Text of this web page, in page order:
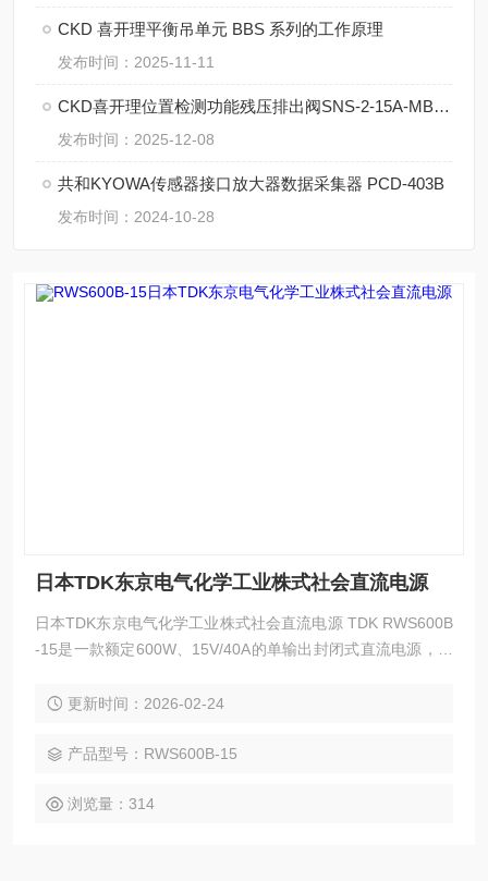
CKD 喜开理平衡吊单元 BBS 系列的工作原理
发布时间：2025-11-11
CKD喜开理位置检测功能残压排出阀SNS-2-15A-MBLKS-3的技术
发布时间：2025-12-08
共和KYOWA传感器接口放大器数据采集器 PCD-403B
发布时间：2024-10-28
日本TDK东京电气化学工业株式社会直流电源
日本TDK东京电气化学工业株式社会直流电源 TDK RWS600B
-15是一款额定600W、15V/40A的单输出封闭式直流电源，隶
适配性，可灵活满足工业现场、电子设备测试、实验室等场景
顾性能与实用性的高品质供电设备。
更新时间：2026-02-24
产品型号：RWS600B-15
浏览量：314